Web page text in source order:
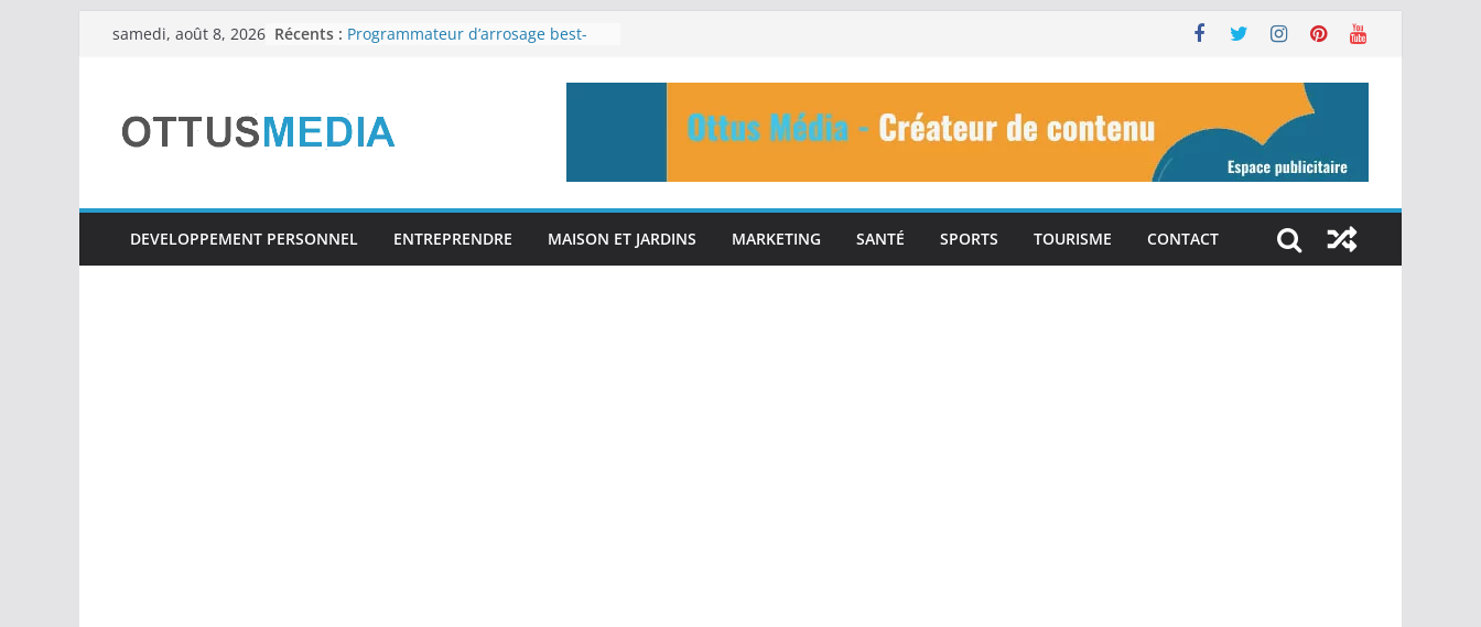
Passer
samedi, août 8, 2026 Récents : Programmateur d’arrosage best-
Les 11 meilleurs outils d’IA gratuits
à essayer en 2024
Tuteurs d’Auto-Arrosage
DEVELOPPEMENT PERSONNEL
ENTREPRENDRE MAISON ET JARDINS MARKETING SANTÉ SPORTS TOURISME CONTACT